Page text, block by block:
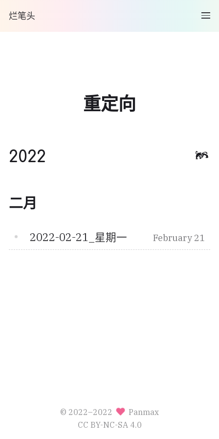
烂笔头
重定向
2022
二月
2022-02-21_星期一 February 21
© 2022–2022
Panmax
CC BY-NC-SA 4.0